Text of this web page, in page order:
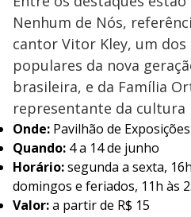
Nenhum de Nós,
cantor Vitor Kley, um dos
populares da nova
brasileira, e da Família
representante da cultura
Onde: Pavilhão de
Quando: 4 a 14 de junho
Horário:segunda a sexta,
domingos e feriados, 11h às
Valor:a partir de R$ 15